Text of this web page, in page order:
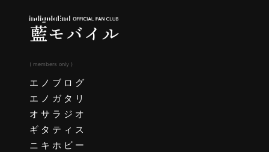
( members only )
エノブログ
エノガタリ
オサラジオ
ギタティス
ニキホビー